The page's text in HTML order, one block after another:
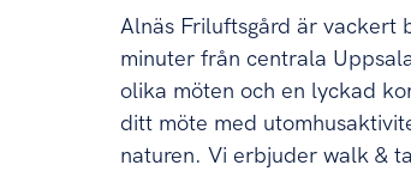
Alnäs Friluftsgård är vackert
minuter från centrala
olika möten och en lyckad
ditt möte med
naturen. Vi erbjuder walk &